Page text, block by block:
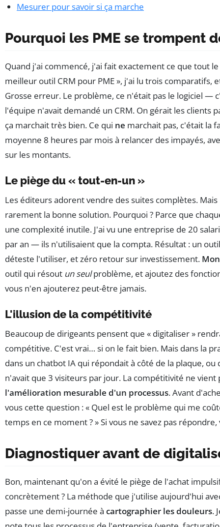
Mesurer pour savoir si ça marche
Pourquoi les PME se trompent
Quand j'ai commencé, j'ai fait exactement ce que tout
meilleur outil CRM pour PME », j'ai lu trois comparatifs,
Grosse erreur. Le problème, ce n'était pas le logiciel —
l'équipe n'avait demandé un CRM. On gérait les clients
ça marchait très bien. Ce qui ne marchait pas, c'était la
moyenne 8 heures par mois à relancer des impayés,
sur les montants.
Le piège du « tout-en-un »
Les éditeurs adorent vendre des suites complètes. Mais
rarement la bonne solution. Pourquoi ? Parce que
une complexité inutile. J'ai vu une entreprise de 20
par an — ils n'utilisaient que la compta. Résultat : un
déteste l'utiliser, et zéro retour sur investissement.
outil qui résout un seulproblème, et ajoutez des
vous n'en ajouterez peut-être jamais.
L'illusion de la compétitivité
Beaucoup de dirigeants pensent que « digitaliser »
compétitive. C'est vrai… si on le fait bien. Mais dans la
dans un chatbot IA qui répondait à côté de la plaque,
n'avait que 3 visiteurs par jour. La compétitivité ne vient
l'amélioration mesurable d'un processus. Avant
vous cette question : « Quel est le problème qui me
temps en ce moment ? » Si vous ne savez pas
Diagnostiquer avant de
Bon, maintenant qu'on a évité le piège de l'achat
concrètement ? La méthode que j'utilise aujourd'hui
passe une demi-journée à cartographier les douleurs.